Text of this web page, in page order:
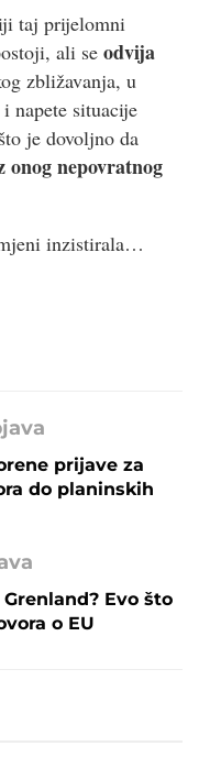
taj prijelomni
ali se odvija
zbližavanja, u
napete situacije
je dovoljno da
onog nepovratnog
inzistirala…
prijave za
do planinskih
Evo što
o EU